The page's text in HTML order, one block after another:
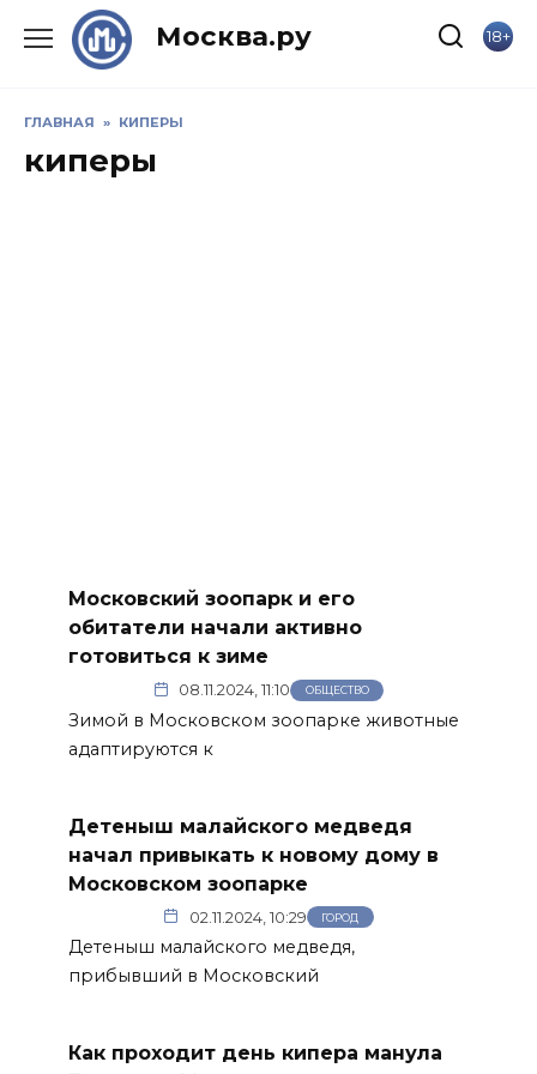
Москва.ру 18+
ГЛАВНАЯ » КИПЕРЫ
киперы
Московский зоопарк и его
обитатели начали активно
готовиться к зиме
08.11.2024, 11:10 ОБЩЕСТВО
Зимой в Московском зоопарке животные
адаптируются к
Детеныш малайского медведя
начал привыкать к новому дому в
Московском зоопарке
02.11.2024, 10:29 ГОРОД
Детеныш малайского медведя,
прибывший в Московский
Как проходит день кипера манула